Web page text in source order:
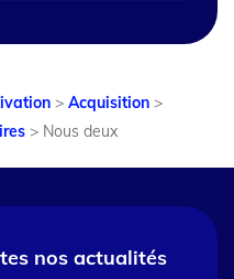
> Acquisition >
> Nous deux
nos actualités